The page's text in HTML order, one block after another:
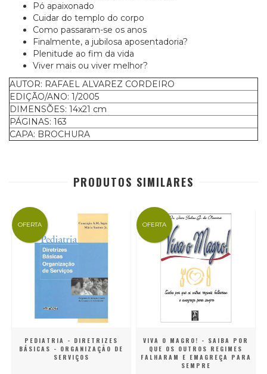
Pó apaixonado
Cuidar do templo do corpo
Como passaram-se os anos
Finalmente, a jubilosa aposentadoria?
Plenitude ao fim da vida
Viver mais ou viver melhor?
AUTOR: RAFAEL ALVAREZ CORDEIRO
EDIÇÃO/ANO: 1/2005
DIMENSÕES: 14x21 cm
PÁGINAS: 163
CAPA: BROCHURA
PRODUTOS SIMILARES
OFERTA
PEDIATRIA - DIRETRIZES
BÁSICAS - ORGANIZAÇÃO DE
SERVIÇOS
OFERTA
VIVA O MAGRO! - SAIBA POR
QUE OS OUTROS REGIMES
FALHARAM E EMAGREÇA PARA
SEMPRE